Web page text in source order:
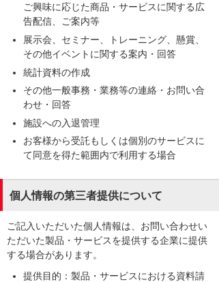
ご興味に応じた商品・サービスに関する広
告配信、ご案内等
展示会、セミナー、トレーニング、懸賞、
その他イベントに関する案内・回答
統計資料の作成
その他一般事務・業務等の連絡・お問い合
わせ・回答
施設への入退管理
お客様から受託もしくは個別のサービスに
て同意を得た範囲内で利用する場合
個人情報の第三者提供について
ご記入いただいた個人情報は、お問い合わせい
ただいた製品・サービスを提供する企業に提供
する場合があります。
提供目的：製品・サービスにおける資料請